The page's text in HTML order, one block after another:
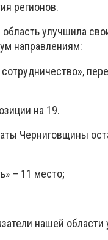
регионов.
улучшила
направлениям:
на 19.
Черниговщины
– 11 место;
нашей области